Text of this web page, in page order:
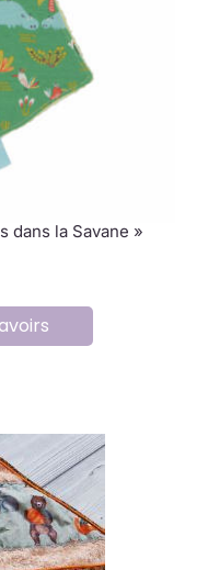
dans la Savane »